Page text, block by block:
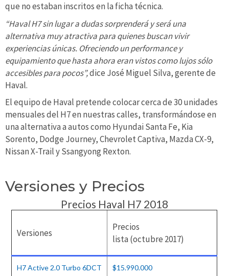
que no estaban inscritos en la ficha técnica.
“Haval H7 sin lugar a dudas sorprenderá y será una
alternativa muy atractiva para quienes buscan vivir
experiencias únicas. Ofreciendo un performance y
equipamiento que hasta ahora eran vistos como lujos sólo
accesibles para pocos”,dice José Miguel Silva, gerente de
Haval.
El equipo de Haval pretende colocar cerca de 30 unidades
mensuales del H7 en nuestras calles, transformándose en
una alternativa a autos como Hyundai Santa Fe, Kia
Sorento, Dodge Journey, Chevrolet Captiva, Mazda CX-9,
Nissan X-Trail y Ssangyong Rexton.
Versiones y Precios
Precios Haval H7 2018
Versiones
Precios
lista (octubre 2017)
H7 Active 2.0 Turbo 6DCT $15.990.000